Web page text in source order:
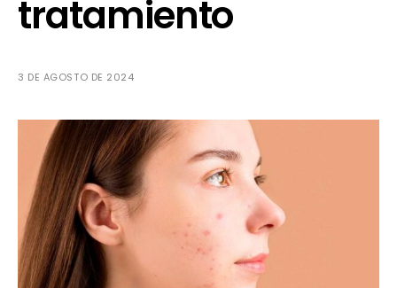
tratamiento
3 DE AGOSTO DE 2024